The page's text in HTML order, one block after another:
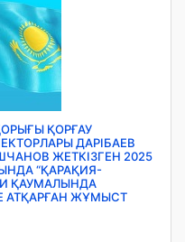
ҚОРҒАУ
ДАРІБАЕВ
ЖЕТКІЗГЕН 2025
“ҚАРАҚИЯ-
ҚАУМАЛЫНДА
АТҚАРҒАН ЖҰМЫСТ